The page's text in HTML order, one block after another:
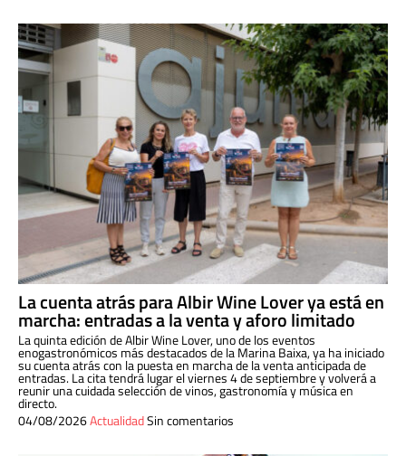
La cuenta atrás para Albir Wine Lover ya está en
marcha: entradas a la venta y aforo limitado
La quinta edición de Albir Wine Lover, uno de los eventos
enogastronómicos más destacados de la Marina Baixa, ya ha iniciado
su cuenta atrás con la puesta en marcha de la venta anticipada de
entradas. La cita tendrá lugar el viernes 4 de septiembre y volverá a
reunir una cuidada selección de vinos, gastronomía y música en
directo.
04/08/2026ActualidadSin comentarios